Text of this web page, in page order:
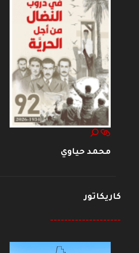
محمد حياوي
كاريكاتور
--------------------